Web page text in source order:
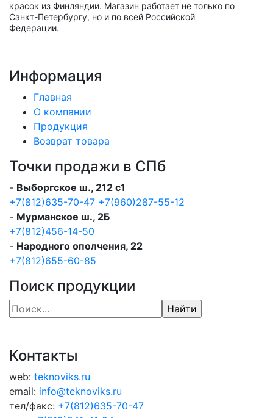
красок из Финляндии. Магазин работает не только по
Санкт-Петербургу, но и по всей Российской
Федерации.
Информация
Главная
О компании
Продукция
Возврат товара
Точки продажи в СПб
- Выборгское ш., 212 с1
+7(812)635-70-47 +7(960)287-55-12
- Мурманское ш., 2Б
+7(812)456-14-50
- Народного ополчения, 22
+7(812)655-60-85
Поиск продукции
Контакты
web: teknoviks.ru
email: info@teknoviks.ru
тел/факс: +7(812)635-70-47